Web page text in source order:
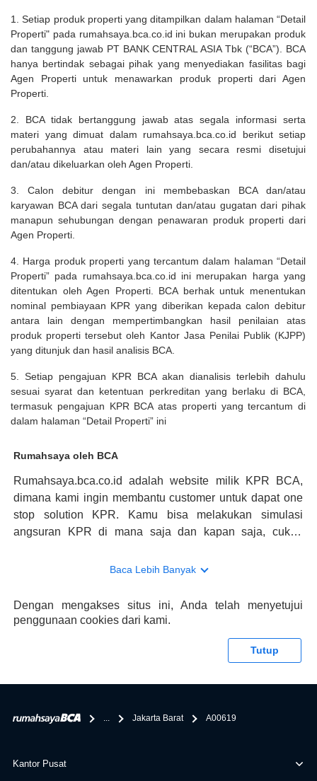
1. Setiap produk properti yang ditampilkan dalam halaman “Detail
Properti" pada rumahsaya.bca.co.id ini bukan merupakan produk
dan tanggung jawab PT BANK CENTRAL ASIA Tbk (“BCA”). BCA
hanya bertindak sebagai pihak yang menyediakan fasilitas bagi
Agen Properti untuk menawarkan produk properti dari Agen
Properti.
2. BCA tidak bertanggung jawab atas segala informasi serta
materi yang dimuat dalam rumahsaya.bca.co.id berikut setiap
perubahannya atau materi lain yang secara resmi disetujui
dan/atau dikeluarkan oleh Agen Properti.
3. Calon debitur dengan ini membebaskan BCA dan/atau
karyawan BCA dari segala tuntutan dan/atau gugatan dari pihak
manapun sehubungan dengan penawaran produk properti dari
Agen Properti.
4. Harga produk properti yang tercantum dalam halaman “Detail
Properti” pada rumahsaya.bca.co.id ini merupakan harga yang
ditentukan oleh Agen Properti. BCA berhak untuk menentukan
nominal pembiayaan KPR yang diberikan kepada calon debitur
antara lain dengan mempertimbangkan hasil penilaian atas
produk properti tersebut oleh Kantor Jasa Penilai Publik (KJPP)
yang ditunjuk dan hasil analisis BCA.
5. Setiap pengajuan KPR BCA akan dianalisis terlebih dahulu
sesuai syarat dan ketentuan perkreditan yang berlaku di BCA,
termasuk pengajuan KPR BCA atas properti yang tercantum di
dalam halaman “Detail Properti” ini
Rumahsaya oleh BCA
Rumahsaya.bca.co.id adalah website milik KPR BCA,
dimana kami ingin membantu customer untuk dapat one
stop solution KPR. Kamu bisa melakukan simulasi
angsuran KPR di mana saja dan kapan saja, cukup
konsultasi mengenai KPR, maka ada layanan live chat
memberikan keuntungan yang berlipat, persyaratan
pengajuan KPR BCA juga sangat mudah, kamu bisa cek
tentang properti disini BCA hanya sebagai pihak
bertanggung jawab terhadap informasi yang rekanan
Baca Lebih Banyak
Dengan mengakses situs ini, Anda telah menyetujui
penggunaan cookies dari kami.
Tutup
... Jakarta Barat A00619
Kantor Pusat